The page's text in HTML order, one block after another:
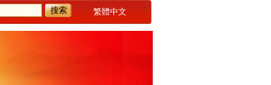
繁體中文